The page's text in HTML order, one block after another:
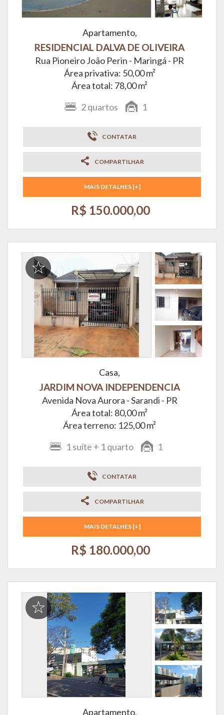
Apartamento,
RESIDENCIAL DALVA DE OLIVEIRA
Rua Pioneiro João Perin - Maringá - PR
Área privativa: 50,00 m²
Área total: 78,00 m²
2quartos 1
CONTATAR
COMPARTILHAR
MAIS DETALHES [+]
R$ 150.000,00
Casa,
JARDIM NOVA INDEPENDENCIA
Avenida Nova Aurora -Sarandi - PR
Área total: 80,00 m²
Área terreno: 125,00 m²
1 suíte + 1 quarto 1
CONTATAR
COMPARTILHAR
MAIS DETALHES [+]
R$ 180.000,00
Apartamento,